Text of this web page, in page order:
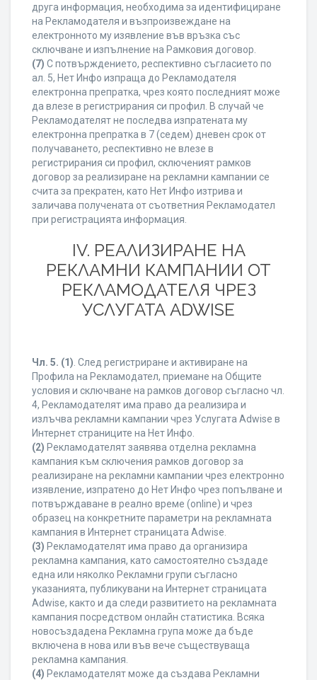
друга информация, необходима за идентифициране
на Рекламодателя и възпроизвеждане на
електронното му изявление във връзка със
сключване и изпълнение на Рамковия договор.
(7) С потвърждението, респективно съгласието по
ал. 5, Нет Инфо изпраща до Рекламодателя
електронна препратка, чрез която последният може
да влезе в регистрирания си профил. В случай че
Рекламодателят не последва изпратената му
електронна препратка в 7 (седем) дневен срок от
получаването, респективно не влезе в
регистрирания си профил, сключеният рамков
договор за реализиране на рекламни кампании се
счита за прекратен, като Нет Инфо изтрива и
заличава получената от съответния Рекламодател
при регистрацията информация.
IV. РЕАЛИЗИРАНЕ НА
РЕКЛАМНИ КАМПАНИИ ОТ
РЕКЛАМОДАТЕЛЯ ЧРЕЗ
УСЛУГАТА ADWISE
Чл. 5. (1) . След регистриране и активиране на
Профила на Рекламодател, приемане на Общите
условия и сключване на рамков договор съгласно чл.
4, Рекламодателят има право да реализира и
излъчва рекламни кампании чрез Услугата Adwise в
Интернет страниците на Нет Инфо.
(2) Рекламодателят заявява отделна рекламна
кампания към сключения рамков договор за
реализиране на рекламни кампании чрез електронно
изявление, изпратено до Нет Инфо чрез попълване и
потвърждаване в реално време (online) и чрез
образец на конкретните параметри на рекламната
кампания в Интернет страницата Adwise.
(3) Рекламодателят има право да организира
рекламна кампания, като самостоятелно създаде
една или няколко Рекламни групи съгласно
указанията, публикувани на Интернет страницата
Adwise, както и да следи развитието на рекламната
кампания посредством онлайн статистика. Всяка
новосъздадена Рекламна група може да бъде
включена в нова или във вече съществуваща
рекламна кампания.
(4) Рекламодателят може да създава Рекламни